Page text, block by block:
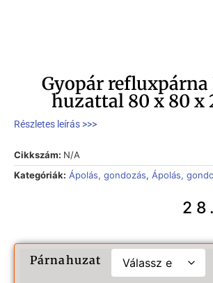
Gyopár refluxpárna
huzattal 80 x 80 x
Részletes leírás >>>
Cikkszám: N/A
Kategóriák: Ápolás, gondozás, Ápolás,
Párnahuzat